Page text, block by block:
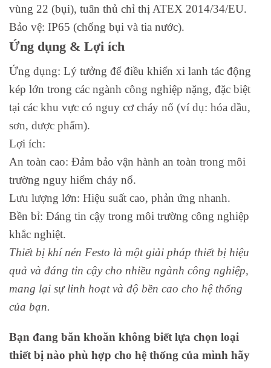
vùng 22 (bụi), tuân thủ chỉ thị ATEX 2014/34/EU.
Bảo vệ: IP65 (chống bụi và tia nước).
Ứng dụng & Lợi ích
Ứng dụng: Lý tưởng để điều khiển xi lanh tác động
kép lớn trong các ngành công nghiệp nặng, đặc biệt
tại các khu vực có nguy cơ cháy nổ (ví dụ: hóa dầu,
sơn, dược phẩm).
Lợi ích:
An toàn cao: Đảm bảo vận hành an toàn trong môi
trường nguy hiểm cháy nổ.
Lưu lượng lớn: Hiệu suất cao, phản ứng nhanh.
Bền bỉ: Đáng tin cậy trong môi trường công nghiệp
khắc nghiệt.
Thiết bị khí nén Festo là một giải pháp thiết bị hiệu
quả và đáng tin cậy cho nhiều ngành công nghiệp,
mang lại sự linh hoạt và độ bền cao cho hệ thống
của bạn.
Bạn đang băn khoăn không biết lựa chọn loại
thiết bị nào phù hợp cho hệ thống của mình hãy